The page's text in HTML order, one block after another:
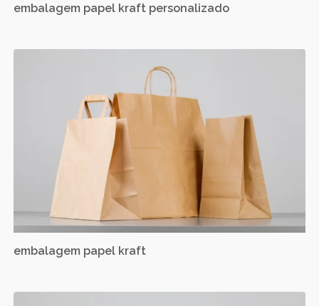
embalagem papel kraft personalizado
embalagem papel kraft